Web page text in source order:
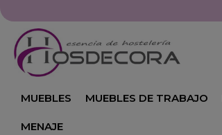
MUEBLES MUEBLES DE TRABAJO
MENAJE